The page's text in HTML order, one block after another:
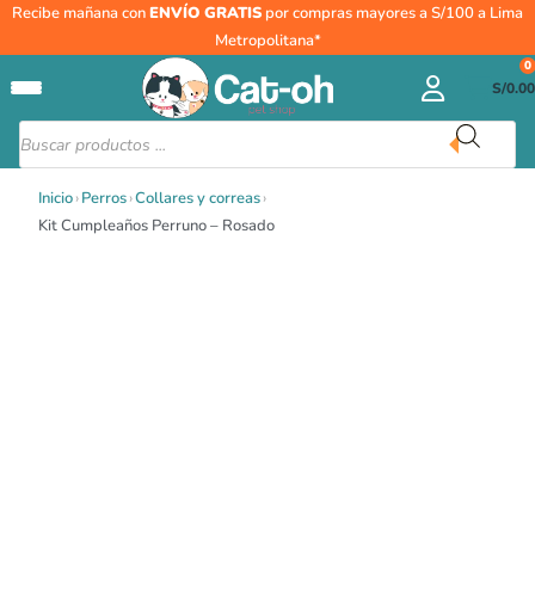
Recibe mañana conENVÍO GRATIS por compras mayores a S/100 a Lima
Metropolitana*
Búsqueda
de
productos
S/0.00
0
Inicio›Perros›Collares y correas›
Kit Cumpleaños Perruno – Rosado
Kit
-
Rosado
cantidad